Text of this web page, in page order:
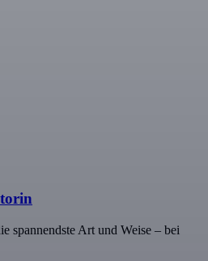
spannendste Art und Weise – bei